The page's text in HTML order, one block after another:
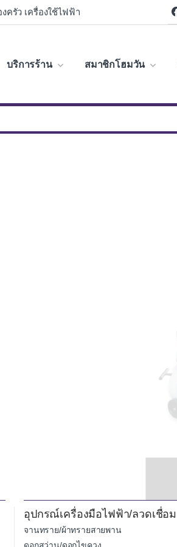
ครัว เครื่องใช้ไฟฟ้า
บริการร้าน สมาชิกโฮมวัน
อุปกรณ์เครื่องมือไฟฟ้า/ลวดเชื่อม
จานทราย/ผ้าทรายสายพาน